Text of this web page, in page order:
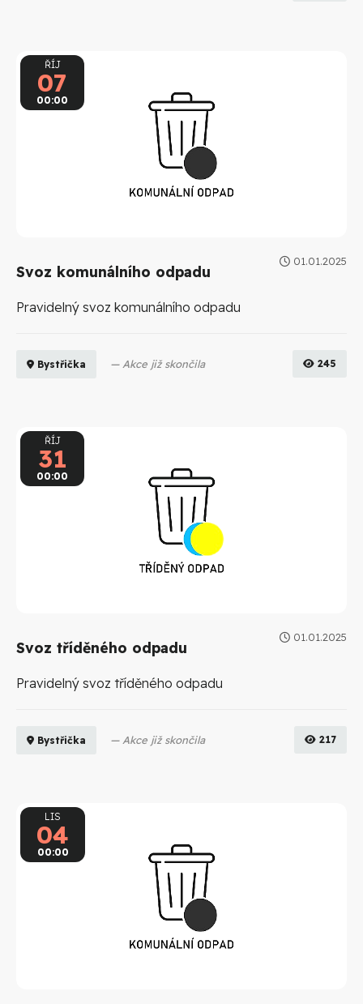
ŘÍJ
07
00:00
01.01.2025
Svoz komunálního odpadu
Pravidelný svoz komunálního odpadu
Bystřička Akce již skončila 245
ŘÍJ
31
00:00
01.01.2025
Svoz tříděného odpadu
Pravidelný svoz tříděného odpadu
Bystřička Akce již skončila 217
LIS
04
00:00